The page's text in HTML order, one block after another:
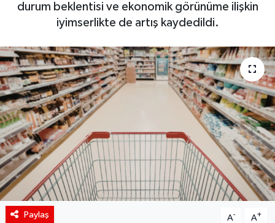
durum beklentisi ve ekonomik görünüme ilişkin
iyimserlikte de artış kaydedildi.
Paylaş A- A+
Spor
Teknoloji
Yaşam